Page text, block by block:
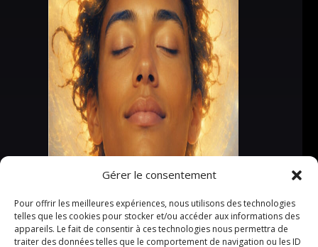
Gérer le consentement
Pour offrir les meilleures expériences, nous utilisons des technologies
telles que les cookies pour stocker et/ou accéder aux informations des
appareils. Le fait de consentir à ces technologies nous permettra de
traiter des données telles que le comportement de navigation ou les ID